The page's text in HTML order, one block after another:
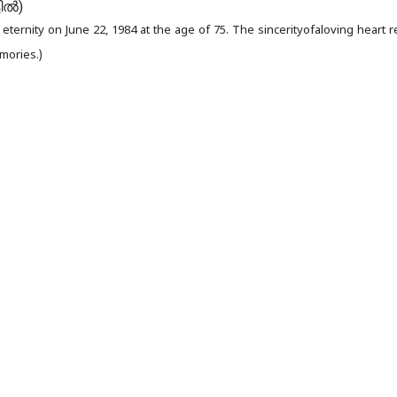
on June 22, 1984 at the age of 75. The sincerityofaloving heart